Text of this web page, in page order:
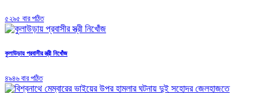
৫২৯৫ বার পঠিত
কুলাউড়ায় প্রবাসীর স্ত্রী নিখোঁজ
৪৯৪৬ বার পঠিত